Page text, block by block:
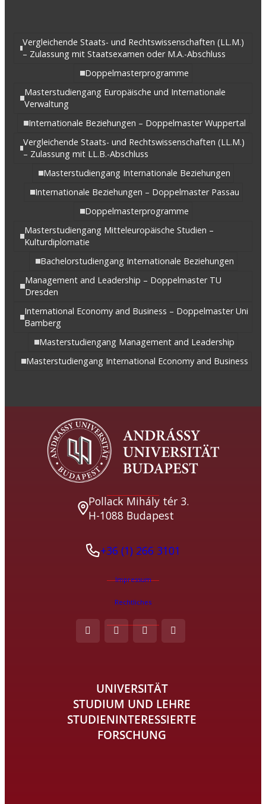
Vergleichende Staats- und Rechtswissenschaften (LL.M.)
– Zulassung mit Staatsexamen oder M.A.-Abschluss
Doppelmasterprogramme
Masterstudiengang Europäische und Internationale
Verwaltung
Internationale Beziehungen – Doppelmaster Wuppertal
Vergleichende Staats- und Rechtswissenschaften (LL.M.)
– Zulassung mit LL.B.-Abschluss
Masterstudiengang Internationale Beziehungen
Internationale Beziehungen – Doppelmaster Passau
Doppelmasterprogramme
Masterstudiengang Mitteleuropäische Studien –
Kulturdiplomatie
Bachelorstudiengang Internationale Beziehungen
Management and Leadership – Doppelmaster TU
Dresden
International Economy and Business – Doppelmaster Uni
Bamberg
Masterstudiengang Management and Leadership
Masterstudiengang International Economy and Business
Pollack Mihály tér 3.
H-1088 Budapest
+36 (1) 266 3101
Impressum
Rechtliches
UNIVERSITÄT
STUDIUM UND LEHRE
STUDIENINTERESSIERTE
FORSCHUNG